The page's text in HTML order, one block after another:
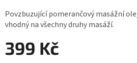
produktu
je
0,0
hvězdiček.
Povzbuzující pomerančový masážní
vhodný na všechny druhy masáží.
399 Kč